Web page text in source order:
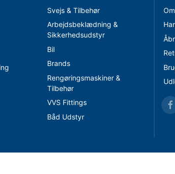
Svejs & Tilbehør
Arbejdsbeklædning &
Sikkerhedsudstyr
Bil
Brands
Rengøringsmaskiner &
Tilbehør
VVS Fittings
Båd Udstyr